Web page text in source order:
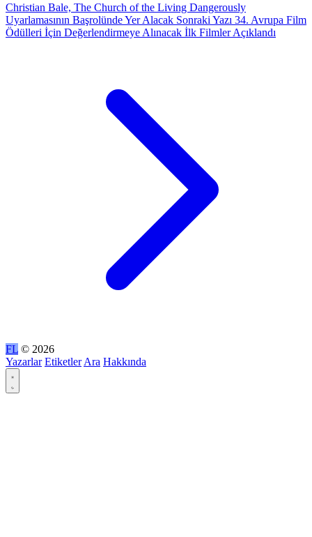
Christian Bale, The Church of the Living Dangerously
Uyarlamasının Başrolünde Yer Alacak Sonraki Yazı 34. Avrupa Film
Ödülleri İçin Değerlendirmeye Alınacak İlk Filmler Açıklandı
FL © 2026
Yazarlar Etiketler Ara Hakkında